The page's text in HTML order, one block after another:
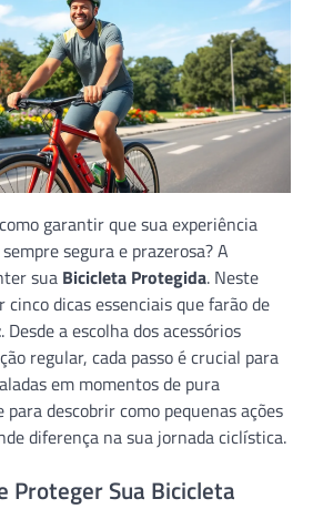
garantir que sua experiência
segura e prazerosa? A
sua Bicicleta Protegida. Neste
dicas essenciais que farão de
. Desde a escolha dos acessórios
regular, cada passo é crucial para
em momentos de pura
descobrir como pequenas ações
diferença na sua jornada ciclística.
Proteger Sua Bicicleta